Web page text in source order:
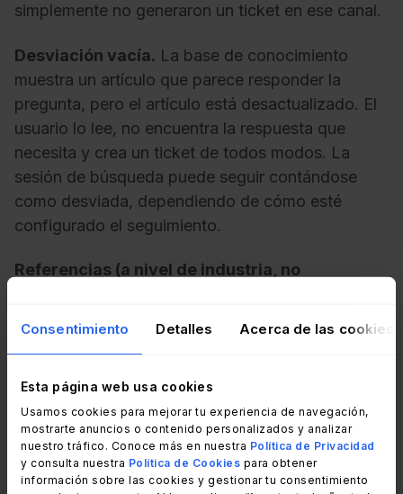
Consentimiento Detalles Acerca de las cookies
Esta página web usa cookies
Usamos cookies para mejorar tu experiencia de navegación,
mostrarte anuncios o contenido personalizados y analizar
nuestro tráfico. Conoce más en nuestra Política de Privacidad
y consulta nuestra Política de Cookies para obtener
información sobre las cookies y gestionar tu consentimiento
simplemente no generaron un ticket en ese canal.
Desviación vacía. La base de conocimiento
muestra un artículo que parece responder la
pregunta, pero el artículo está desactualizado. El
usuario lo lee, no encuentra la respuesta que
necesita y crea un ticket de todos modos. La
sesión de búsqueda puede seguir contándose
como desviada, dependiendo de cómo esté
configurado el seguimiento.
Referencias (a nivel de industria, no
Las organizaciones sin una estrategia activa de
desviación suelen registrar tasas cercanas al
23%.
conectada y un VSA reportan tasas entre el 40%
y el 60%.
Los programas maduros con desviación asistida
por IA pueden superar el 70% en categorías de